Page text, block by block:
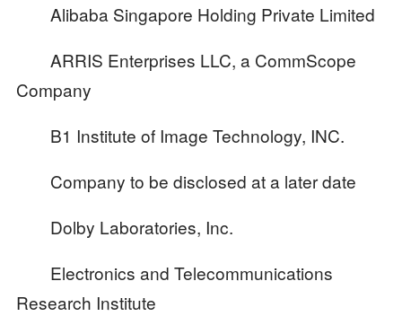
Alibaba Singapore Holding Private Limited
ARRIS Enterprises LLC, a CommScope
Company
B1 Institute of Image Technology, INC.
Company to be disclosed at a later date
Dolby Laboratories, Inc.
Electronics and Telecommunications
Research Institute